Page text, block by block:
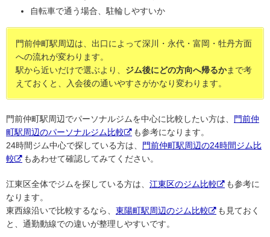
自転車で通う場合、駐輪しやすいか
門前仲町駅周辺は、出口によって深川・永代・富岡・牡丹方面
への流れが変わります。
駅から近いだけで選ぶより、 ジム後にどの方向へ帰るかまで考
えておくと、入会後の通いやすさがかなり変わります。
門前仲町駅周辺でパーソナルジムを中心に比較したい方は、
門前仲
町駅周辺のパーソナルジム比較
も参考になります。
24時間ジム中心で探している方は、
門前仲町駅周辺の24時間ジム比
較
もあわせて確認してみてください。
江東区全体でジムを探している方は、 江東区のジム比較
も参考に
なります。
東西線沿いで比較するなら、 東陽町駅周辺のジム比較
も見ておく
と、通勤動線での違いが整理しやすいです。